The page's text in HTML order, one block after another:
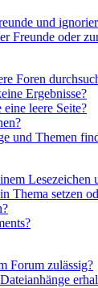
und
Freunde oder
Foren
Ergebnisse?
leere Seite?
und Themen
Thema setzen
Forum zulässig?